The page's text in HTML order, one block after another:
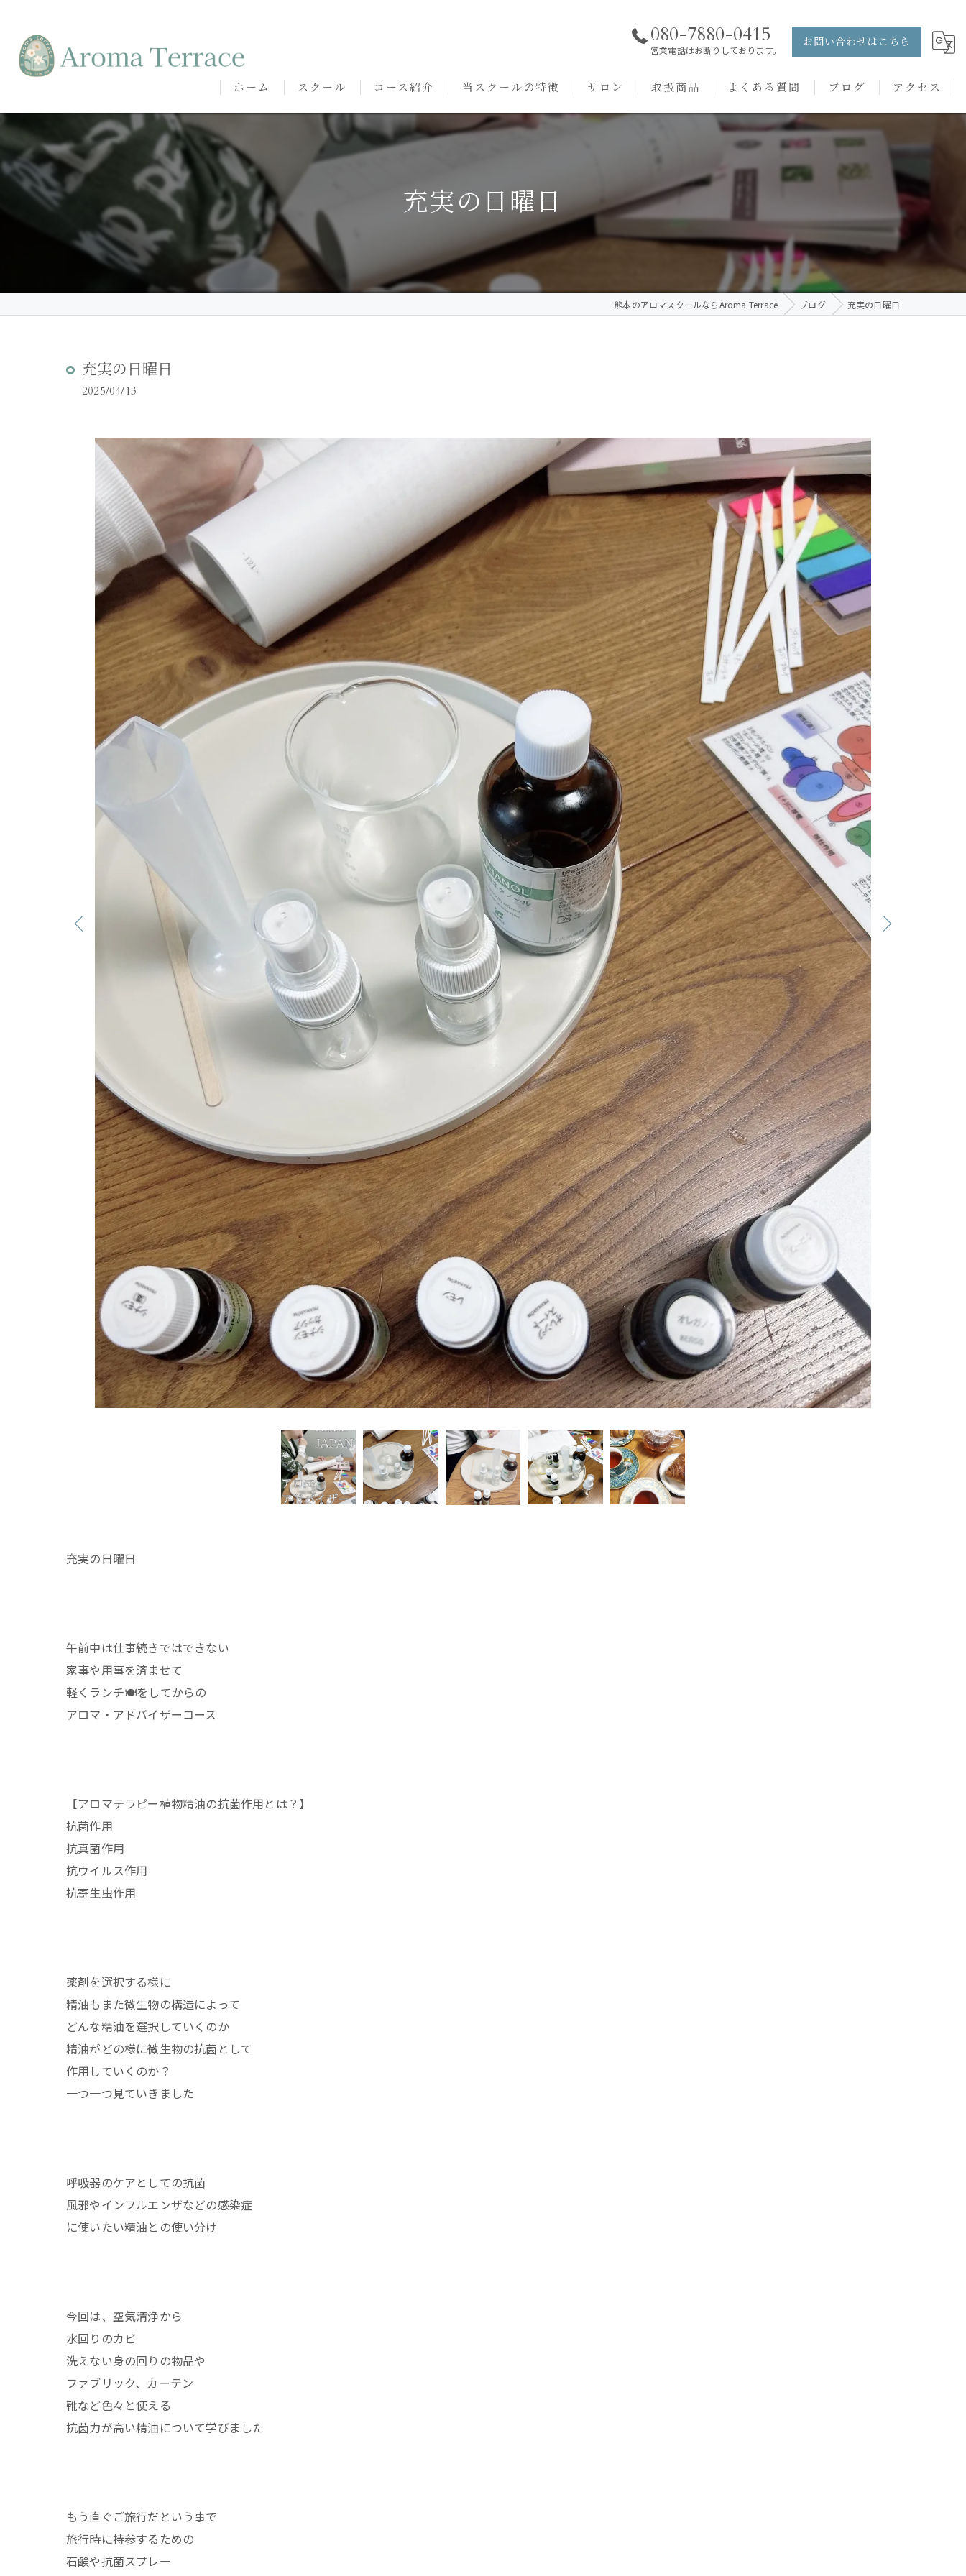
080-7880-0415
営業電話はお断りしております。
お問い合わせはこちら
ホーム スクール
熊本本校の特徴
熊本みゆき校の特徴
代表挨拶
講師紹介
卒講生の声
コース紹介
NARD JAPAN
アロマ・インストラクターコース
アロマ・セラピストコース
KACセラピスト
当スクールの特徴
資格
セルフメディケーション
ハンドマッサージ
オイル
サロン
施術事例
取扱商品
バッチフラワーレメディ
よくある質問 ブログ アクセス
充実の日曜日
熊本のアロマスクールならAroma Terrace ブログ 充実の日曜日
充実の日曜日
2025/04/13
充実の日曜日
午前中は仕事続きではできない
家事や用事を済ませて
軽くランチ🍽️をしてからの
アロマ・アドバイザーコース
【アロマテラピー植物精油の抗菌作用とは？】
抗菌作用
抗真菌作用
抗ウイルス作用
抗寄生虫作用
薬剤を選択する様に
精油もまた微生物の構造によって
どんな精油を選択していくのか
精油がどの様に微生物の抗菌として
作用していくのか？
一つ一つ見ていきました
呼吸器のケアとしての抗菌
風邪やインフルエンザなどの感染症
に使いたい精油との使い分け
今回は、空気清浄から
水回りのカビ
洗えない身の回りの物品や
ファブリック、カーテン
靴など色々と使える
抗菌力が高い精油について学びました
もう直ぐご旅行だという事で
旅行時に持参するための
石鹸や抗菌スプレー